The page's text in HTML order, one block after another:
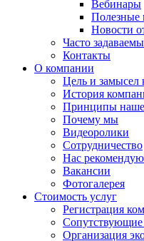
Вебинары
Полезные
Новости
Часто
Контакты
О компании
Цель и замысел
История
Принципы
Почему мы
Видеоролики
Сотрудничество
Нас
Вакансии
Фотогалерея
Стоимость услуг
Регистрация
Сопутствующие
Организация